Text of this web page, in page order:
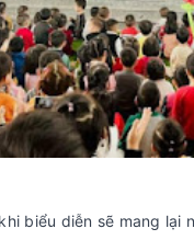
biểu diễn sẽ mang